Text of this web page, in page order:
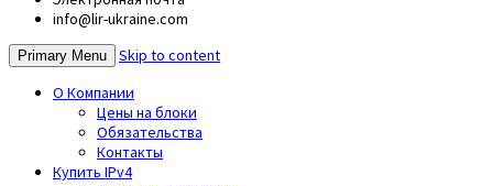
info@lir-ukraine.com
Primary Menu
Skip to content
О Компании
Цены на блоки
Обязательства
Контакты
Купить IPv4